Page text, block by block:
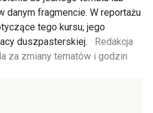
danym fragmencie. W reportażu
tego kursu, jego
duszpasterskiej. Redakcja
za zmiany tematów i godzin